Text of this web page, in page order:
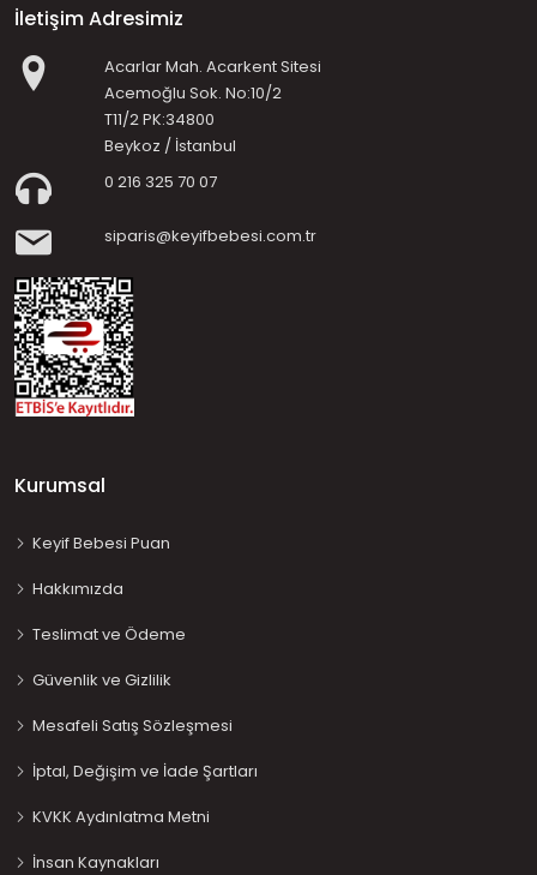
İletişim Adresimiz
Acarlar Mah. Acarkent Sitesi
Acemoğlu Sok. No:10/2
T11/2 PK:34800
Beykoz / İstanbul
0 216 325 70 07
siparis@keyifbebesi.com.tr
Kurumsal
Keyif Bebesi Puan
Hakkımızda
Teslimat ve Ödeme
Güvenlik ve Gizlilik
Mesafeli Satış Sözleşmesi
İptal, Değişim ve İade Şartları
KVKK Aydınlatma Metni
İnsan Kaynakları